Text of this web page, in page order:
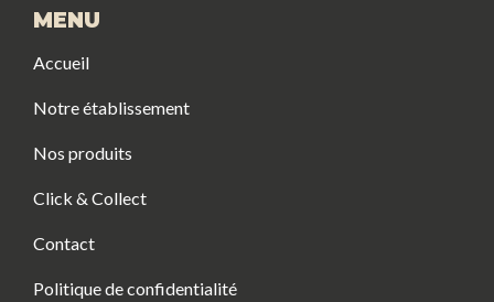
MENU
Accueil
Notre établissement
Nos produits
Click & Collect
Contact
Politique de confidentialité